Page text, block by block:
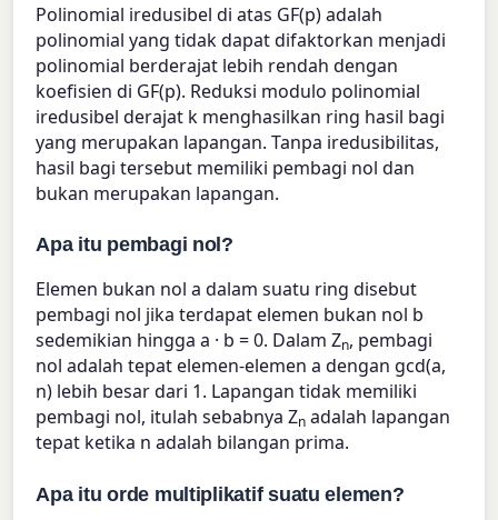
Polinomial iredusibel di atas GF(p) adalah
polinomial yang tidak dapat difaktorkan menjadi
polinomial berderajat lebih rendah dengan
koefisien di GF(p). Reduksi modulo polinomial
iredusibel derajat k menghasilkan ring hasil bagi
yang merupakan lapangan. Tanpa iredusibilitas,
hasil bagi tersebut memiliki pembagi nol dan
bukan merupakan lapangan.
Apa itu pembagi nol?
Elemen bukan nol a dalam suatu ring disebut
pembagi nol jika terdapat elemen bukan nol b
sedemikian hingga a · b = 0. Dalam Zn, pembagi
nol adalah tepat elemen-elemen a dengan gcd(a,
n) lebih besar dari 1. Lapangan tidak memiliki
pembagi nol, itulah sebabnya Zn adalah lapangan
tepat ketika n adalah bilangan prima.
Apa itu orde multiplikatif suatu elemen?